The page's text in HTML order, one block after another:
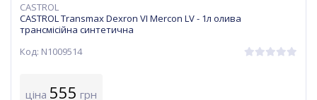
CASTROL
CASTROL Transmax Dexron VI Mercon LV - 1л олива
трансмісійна синтетична
Код: N1009514
ціна 555 грн